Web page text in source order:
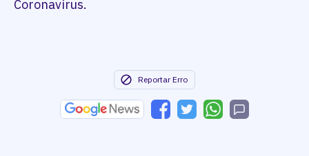
Coronavírus.
Reportar Erro